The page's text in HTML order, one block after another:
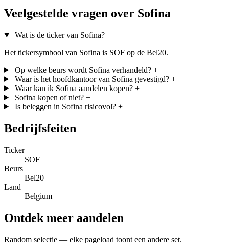
Veelgestelde vragen over Sofina
Wat is de ticker van Sofina? +
Het tickersymbool van Sofina is SOF op de Bel20.
Op welke beurs wordt Sofina verhandeld? +
Waar is het hoofdkantoor van Sofina gevestigd? +
Waar kan ik Sofina aandelen kopen? +
Sofina kopen of niet? +
Is beleggen in Sofina risicovol? +
Bedrijfsfeiten
Ticker
SOF
Beurs
Bel20
Land
Belgium
Ontdek meer aandelen
Random selectie — elke pageload toont een andere set.